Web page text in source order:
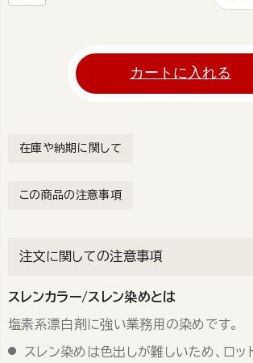
カートに入れる
在庫や納期に関して
この商品の注意事項
注文に関しての注意事項
スレンカラー/スレン染めとは
塩素系漂白剤に強い業務用の染めです。
スレン染めは色出しが難しいため、ロ